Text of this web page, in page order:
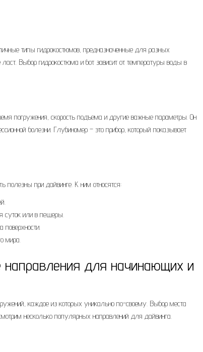
типы гидрокостюмов, предназначенные для разных
Выбор гидрокостюма и бот зависит от температуры воды в
погружения, скорость подъема и другие важные параметры. Он
болезни. Глубиномер – это прибор, который показывает
полезны при дайвинге. К ним относятся:
суток или в пещеры.
поверхности.
мира.
для начинающих и
каждое из которых уникально по-своему. Выбор места
несколько популярных направлений для дайвинга.